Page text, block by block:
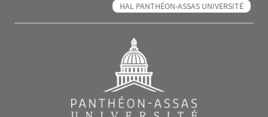
HAL PANTHÉON-ASSAS UNIVERSITÉ